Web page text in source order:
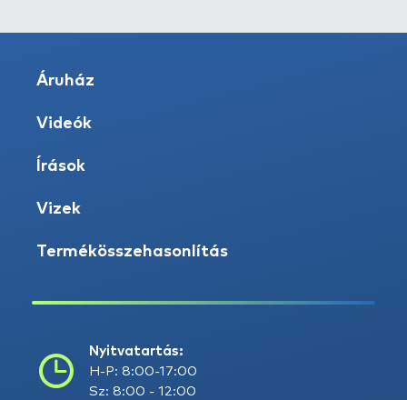
Áruház
Videók
Írások
Vizek
Termékösszehasonlítás
Nyitvatartás:
H-P: 8:00-17:00
Sz: 8:00 - 12:00